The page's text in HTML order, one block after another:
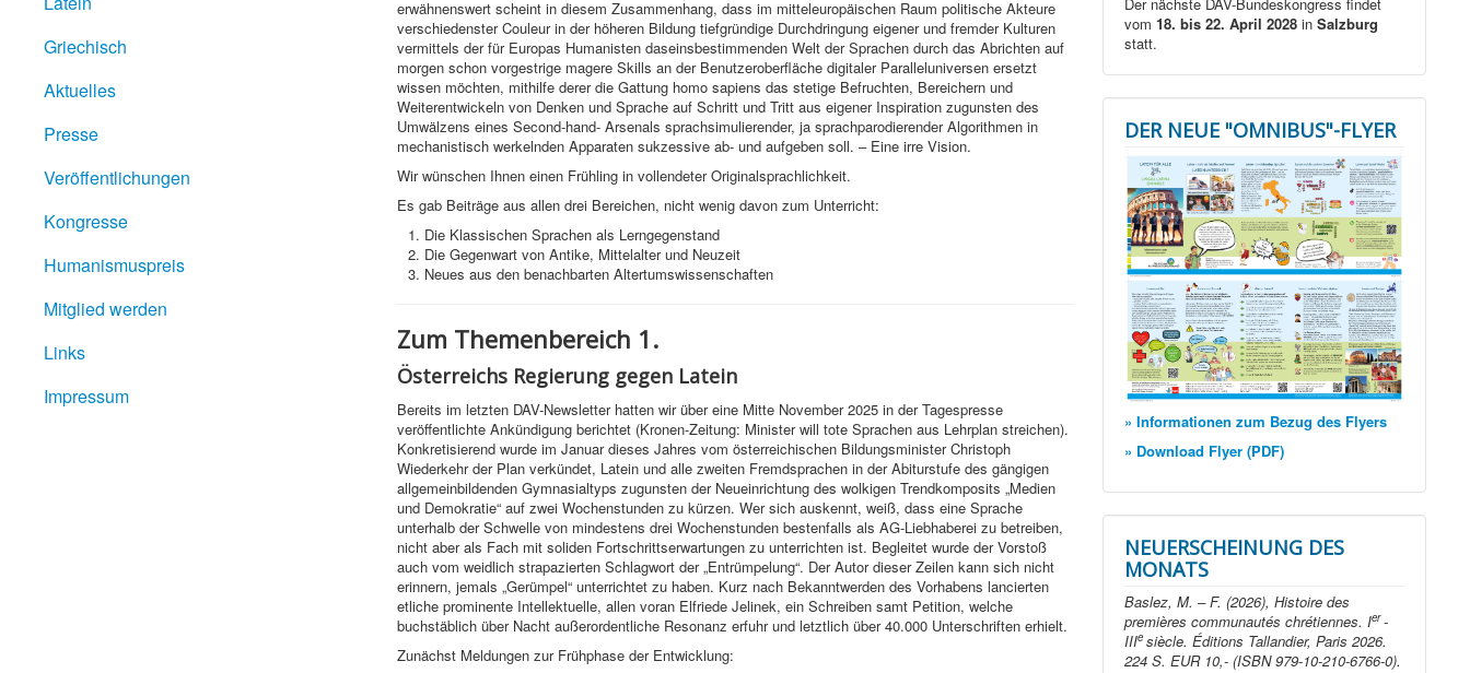
Griechisch
Aktuelles
Presse
Veröffentlichungen
Kongresse
Humanismuspreis
Mitglied werden
Links
Impressum
erwähnenswert scheint in diesem Zusammenhang, dass im mitteleuropäischen Raum politische Akteure
verschiedenster Couleur in der höheren Bildung tiefgründige Durchdringung eigener und fremder Kulturen
vermittels der für Europas Humanisten daseinsbestimmenden Welt der Sprachen durch das Abrichten auf
morgen schon vorgestrige magere Skills an der Benutzeroberfläche digitaler Paralleluniversen ersetzt
wissen möchten, mithilfe derer die Gattung homo sapiens das stetige Befruchten, Bereichern und
Weiterentwickeln von Denken und Sprache auf Schritt und Tritt aus eigener Inspiration zugunsten des
Umwälzens eines Second-hand- Arsenals sprachsimulierender, ja sprachparodierender Algorithmen in
mechanistisch werkelnden Apparaten sukzessive ab- und aufgeben soll. – Eine irre Vision.
Wir wünschen Ihnen einen Frühling in vollendeter Originalsprachlichkeit.
Es gab Beiträge aus allen drei Bereichen, nicht wenig davon zum Unterricht:
Die Klassischen Sprachen als Lerngegenstand
Die Gegenwart von Antike, Mittelalter und Neuzeit
Neues aus den benachbarten Altertumswissenschaften
Zum Themenbereich 1.
Österreichs Regierung gegen Latein
Bereits im letzten DAV-Newsletter hatten wir über eine Mitte November 2025 in der Tagespresse
veröffentlichte Ankündigung berichtet (Kronen-Zeitung: Minister will tote Sprachen aus Lehrplan streichen).
Konkretisierend wurde im Januar dieses Jahres vom österreichischen Bildungsminister Christoph
Wiederkehr der Plan verkündet, Latein und alle zweiten Fremdsprachen in der Abiturstufe des gängigen
allgemeinbildenden Gymnasialtyps zugunsten der Neueinrichtung des wolkigen Trendkomposits „Medien
und Demokratie“ auf zwei Wochenstunden zu kürzen. Wer sich auskennt, weiß, dass eine Sprache
unterhalb der Schwelle von mindestens drei Wochenstunden bestenfalls als AG-Liebhaberei zu betreiben,
nicht aber als Fach mit soliden Fortschrittserwartungen zu unterrichten ist. Begleitet wurde der Vorstoß
auch vom weidlich strapazierten Schlagwort der „Entrümpelung“. Der Autor dieser Zeilen kann sich nicht
erinnern, jemals „Gerümpel“ unterrichtet zu haben. Kurz nach Bekanntwerden des Vorhabens lancierten
etliche prominente Intellektuelle, allen voran Elfriede Jelinek, ein Schreiben samt Petition, welche
buchstäblich über Nacht außerordentliche Resonanz erfuhr und letztlich über 40.000 Unterschriften erhielt.
Zunächst Meldungen zur Frühphase der Entwicklung:
vom18. bis 22. April 2028 inSalzburg
statt.
DER NEUE "OMNIBUS"-FLYER
» Informationen zum Bezug des Flyers
» Download Flyer (PDF)
NEUERSCHEINUNG DES
MONATS
Baslez, M. – F. (2026), Histoire des
premières communautés chrétiennes. Ier-
IIIe siècle. Éditions Tallandier, Paris 2026.
224 S. EUR 10,- (ISBN 979-10-210-6766-0).